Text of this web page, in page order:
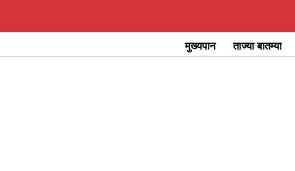
to
मुख्यपान ताज्या बातम्या